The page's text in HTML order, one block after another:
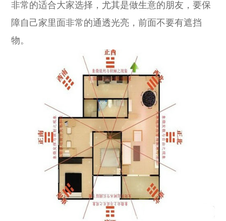
非常的适合大家选择，尤其是做生意的朋友，要保
障自己家里面非常的通透光亮，前面不要有遮挡
物。